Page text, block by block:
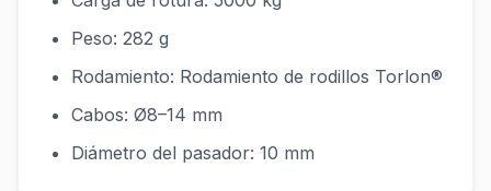
Peso: 282 g
Rodamiento: Rodamiento de rodillos Torlon®
Cabos: Ø8–14 mm
Diámetro del pasador: 10 mm